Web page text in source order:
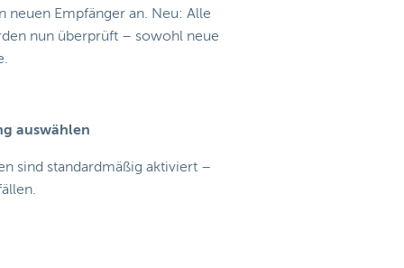
neuen Empfänger an. Neu: Alle
nun überprüft – sowohl neue
auswählen
sind standardmäßig aktiviert –